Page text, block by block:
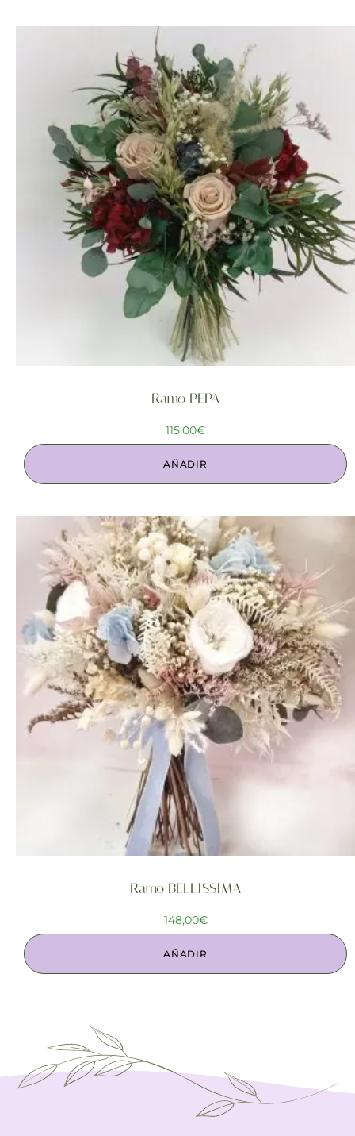
Ramo PEPA
115,00€
AÑADIR
Ramo BELLISSIMA
148,00€
AÑADIR